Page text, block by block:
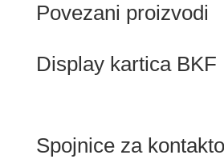
Povezani proizvodi
Display kartica BKF
Spojnice za